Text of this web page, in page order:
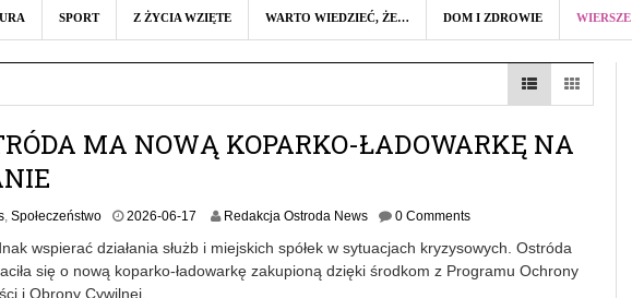
SPORT Z ŻYCIA WZIĘTE WARTO WIEDZIEĆ, ŻE… DOM I ZDROWIE WIERSZE
MA NOWĄ KOPARKO-ŁADOWARKĘ NA
Społeczeństwo 2026-06-17
2
6
Redakcja Ostroda News 0 Comments
wspierać działania służb i miejskich spółek w sytuacjach kryzysowych. Ostróda
się o nową koparko-ładowarkę zakupioną dzięki środkom z Programu Ochrony
i Obrony Cywilnej.